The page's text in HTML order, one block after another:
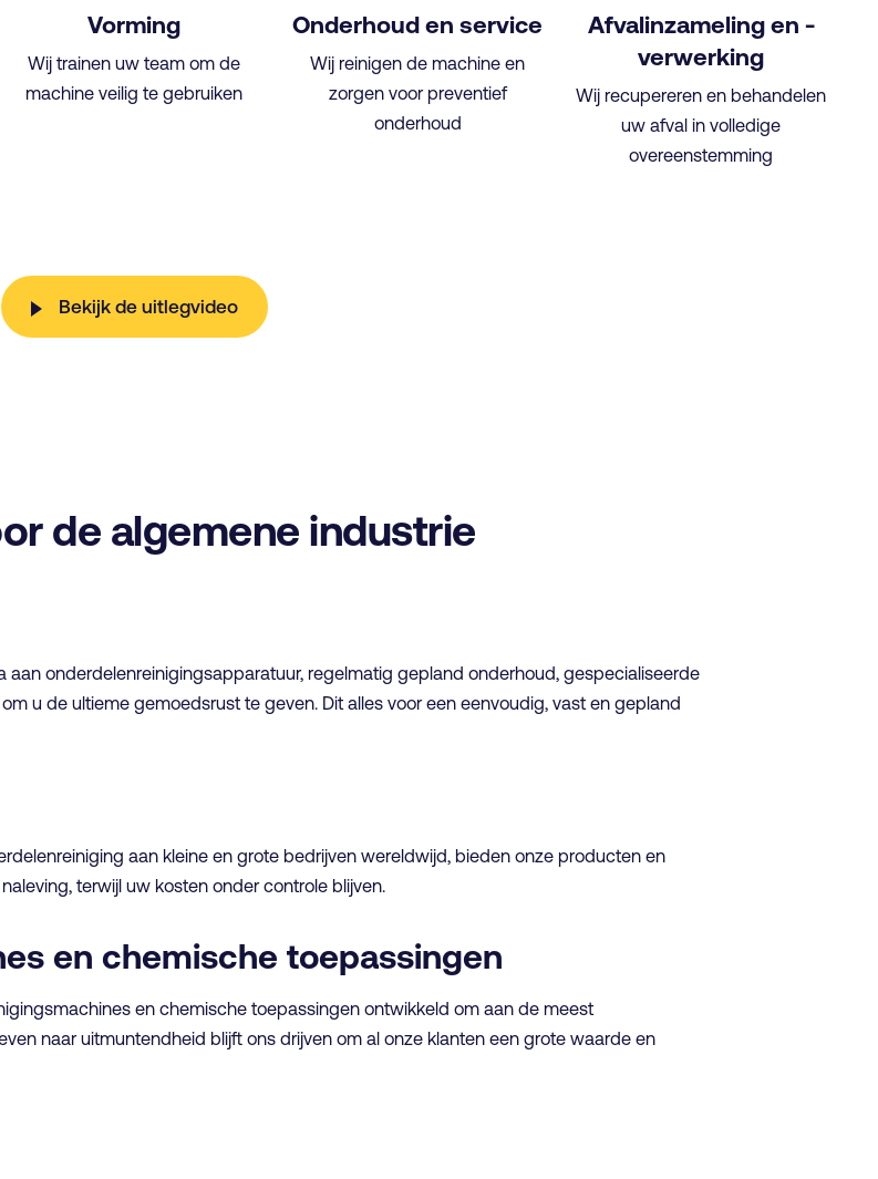
Vorming
Wij trainen uw team om de
machine veilig te gebruiken
Onderhoud en service
Wij reinigen de machine en
zorgen voor preventief
onderhoud
Afvalinzameling en -
verwerking
Wij recupereren en behandelen
uw afval in volledige
overeenstemming
Bekijk de uitlegvideo
de algemene industrie
aan onderdelenreinigingsapparatuur, regelmatig gepland onderhoud, gespecialiseerde
u de ultieme gemoedsrust te geven. Dit alles voor een eenvoudig, vast en gepland
aan kleine en grote bedrijven wereldwijd, bieden onze producten en
terwijl uw kosten onder controle blijven.
en chemische toepassingen
en chemische toepassingen ontwikkeld om aan de meest
naar uitmuntendheid blijft ons drijven om al onze klanten een grote waarde en